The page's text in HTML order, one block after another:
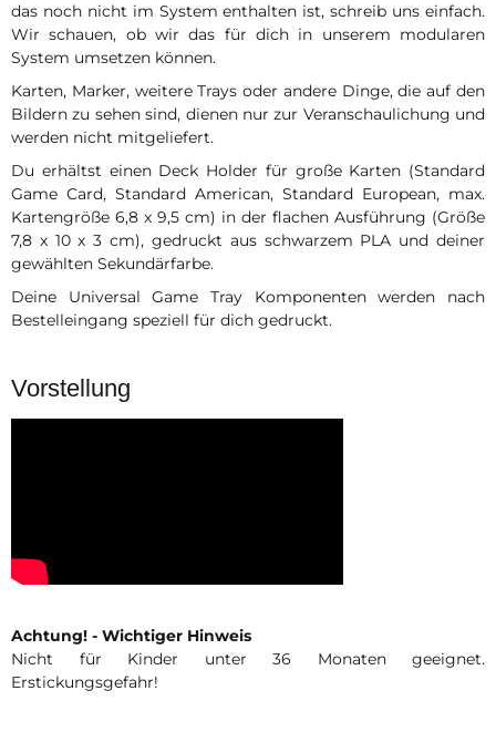
das noch nicht im System enthalten ist, schreib uns einfach.
Wir schauen, ob wir das für dich in unserem modularen
System umsetzen können.
Karten, Marker, weitere Trays oder andere Dinge, die auf den
Bildern zu sehen sind, dienen nur zur Veranschaulichung und
werden nicht mitgeliefert.
Du erhältst einen Deck Holder für große Karten (Standard
Game Card, Standard American, Standard European, max.
Kartengröße 6,8 x 9,5 cm) in der flachen Ausführung (Größe
7,8 x 10 x 3 cm), gedruckt aus schwarzem PLA und deiner
gewählten Sekundärfarbe.
Deine Universal Game Tray Komponenten werden nach
Bestelleingang speziell für dich gedruckt.
Vorstellung
Achtung! - Wichtiger Hinweis
Nicht für Kinder unter 36 Monaten geeignet.
Erstickungsgefahr!